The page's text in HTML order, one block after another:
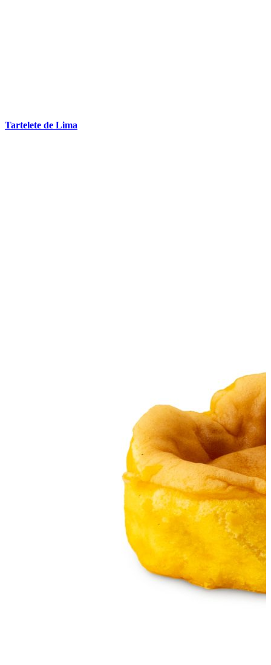
Tartelete de Lima